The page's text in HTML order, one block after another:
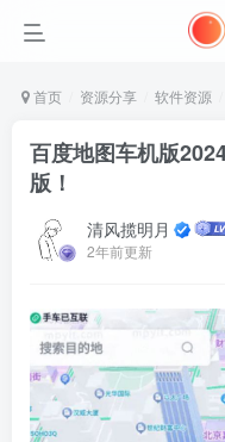
首页 资源分享 软件资源
百度地图车机版
版！
清风揽明月
2年前更新